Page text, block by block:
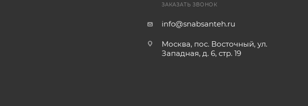
ЗАКАЗАТЬ ЗВОНОК
info@snabsanteh.ru
Москва, пос. Восточный, ул.
Западная, д. 6, стр. 19